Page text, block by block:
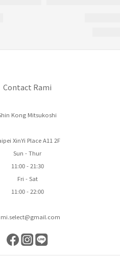
Contact Rami
Kong Mitsukoshi
XinYi Place A11 2F
Sun - Thur
11:00 - 21:30
Fri - Sat
11:00 - 22:00